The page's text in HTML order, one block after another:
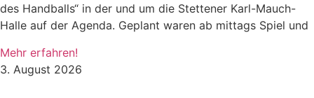
des Handballs“ in der und um die Stettener Karl-Mauch-
Halle auf der Agenda. Geplant waren ab mittags Spiel und
Mehr erfahren!
3. August 2026